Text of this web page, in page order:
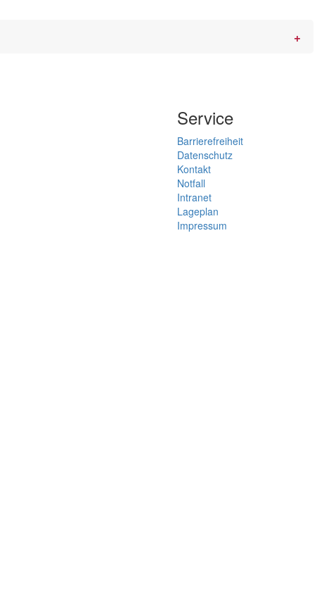
Service
Barrierefreiheit
Datenschutz
Kontakt
Notfall
Intranet
Lageplan
Impressum